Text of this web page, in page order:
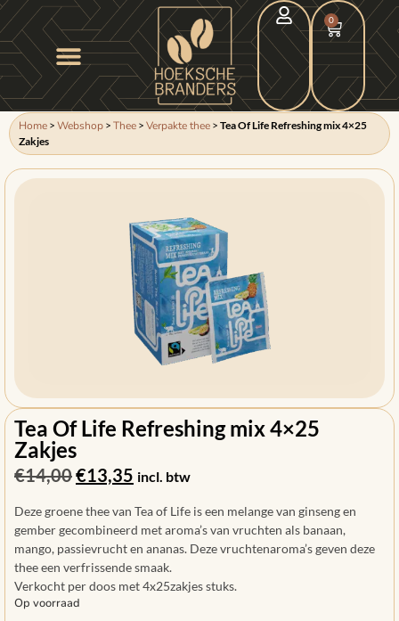
0
Home > Webshop > Thee > Verpakte thee > Tea Of Life Refreshing mix 4×25
Zakjes
Tea Of Life Refreshing mix 4×25
Zakjes
€14,00€13,35 incl. btw
Deze groene thee van Tea of Life is een melange van ginseng en
gember gecombineerd met aroma’s van vruchten als banaan,
mango, passievrucht en ananas. Deze vruchtenaroma’s geven deze
thee een verfrissende smaak.
Verkocht per doos met 4x25zakjes stuks.
Op voorraad